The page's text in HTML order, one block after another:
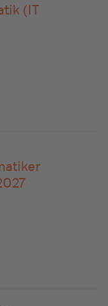
(IT